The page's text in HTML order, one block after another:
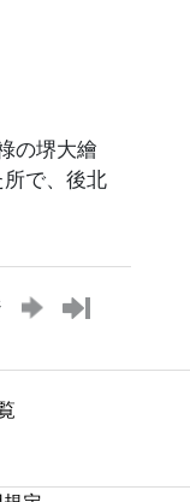
の堺大繪
所で、後北